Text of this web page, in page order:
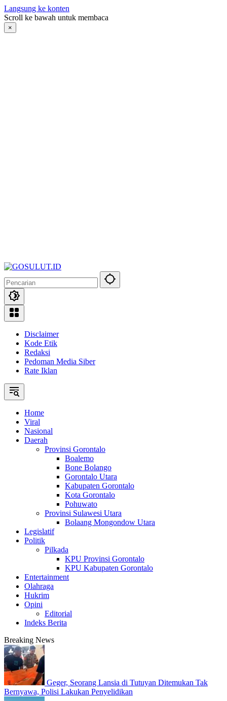
Langsung ke konten
Scroll ke bawah untuk membaca
×
Disclaimer
Kode Etik
Redaksi
Pedoman Media Siber
Rate Iklan
Home
Viral
Nasional
Daerah
Provinsi Gorontalo
Boalemo
Bone Bolango
Gorontalo Utara
Kabupaten Gorontalo
Kota Gorontalo
Pohuwato
Provinsi Sulawesi Utara
Bolaang Mongondow Utara
Legislatif
Politik
Pilkada
KPU Provinsi Gorontalo
KPU Kabupaten Gorontalo
Entertainment
Olahraga
Hukrim
Opini
Editorial
Indeks Berita
Breaking News
Geger, Seorang Lansia di Tutuyan Ditemukan Tak
Bernyawa, Polisi Lakukan Penyelidikan